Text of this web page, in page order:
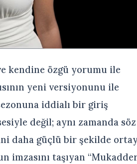
kendine özgü yorumu ile
yeni versiyonunu ile
iddialı bir giriş
değil; aynı zamanda söz
daha güçlü bir şekilde
imzasını taşıyan